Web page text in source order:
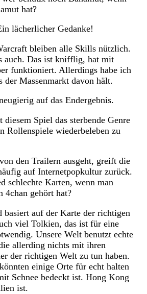
hat?
lächerlicher Gedanke!
bleiben alle Skills nützlich.
auch. Das ist knifflig, hat mit
funktioniert. Allerdings habe ich
der Massenmarkt davon hält.
auf das Endergebnis.
Spiel das sterbende Genre
Rollenspiele wiederbeleben zu
den Trailern ausgeht, greift die
auf Internetpopkultur zurück.
schlechte Karten, wenn man
4chan gehört hat?
auf der Karte der richtigen
viel Tolkien, das ist für eine
Unsere Welt benutzt echte
allerding nichts mit ihren
der richtigen Welt zu tun haben.
einige Orte für echt halten
Schnee bedeckt ist. Hong Kong
ist.